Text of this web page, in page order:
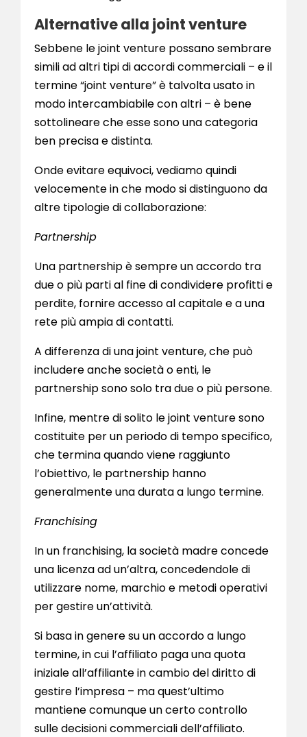
Alternative alla joint venture
Sebbene le joint venture possano sembrare
simili ad altri tipi di accordi commerciali – e il
termine “joint venture” è talvolta usato in
modo intercambiabile con altri – è bene
sottolineare che esse sono una categoria
ben precisa e distinta.
Onde evitare equivoci, vediamo quindi
velocemente in che modo si distinguono da
altre tipologie di collaborazione:
Partnership
Una partnership è sempre un accordo tra
due o più parti al fine di condividere profitti e
perdite, fornire accesso al capitale e a una
rete più ampia di contatti.
A differenza di una joint venture, che può
includere anche società o enti, le
partnership sono solo tra due o più persone.
Infine, mentre di solito le joint venture sono
costituite per un periodo di tempo specifico,
che termina quando viene raggiunto
l’obiettivo, le partnership hanno
generalmente una durata a lungo termine.
Franchising
In un franchising, la società madre concede
una licenza ad un’altra, concedendole di
utilizzare nome, marchio e metodi operativi
per gestire un’attività.
Si basa in genere su un accordo a lungo
termine, in cui l’affiliato paga una quota
iniziale all’affiliante in cambio del diritto di
gestire l’impresa – ma quest’ultimo
mantiene comunque un certo controllo
sulle decisioni commerciali dell’affiliato.